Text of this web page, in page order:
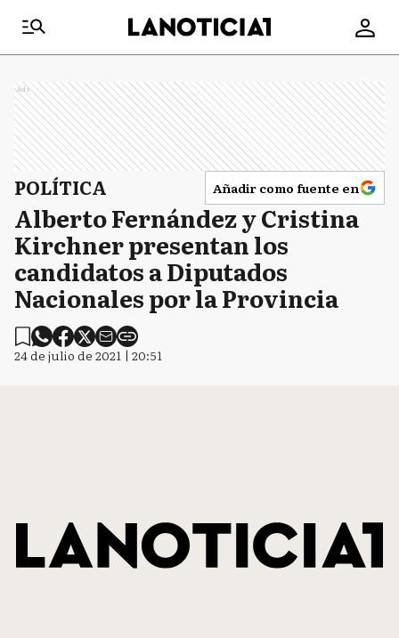
Ads
POLÍTICA Añadir como fuente en
Alberto Fernández y Cristina
Kirchner presentan los
candidatos a Diputados
Nacionales por la Provincia
24 de julio de 2021 | 20:51